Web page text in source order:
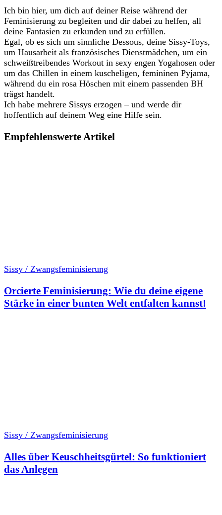
Ich bin hier, um dich auf deiner Reise während der
Feminisierung zu begleiten und dir dabei zu helfen, all
deine Fantasien zu erkunden und zu erfüllen.
Egal, ob es sich um sinnliche Dessous, deine Sissy-Toys,
um Hausarbeit als französisches Dienstmädchen, um ein
schweißtreibendes Workout in sexy engen Yogahosen oder
um das Chillen in einem kuscheligen, femininen Pyjama,
während du ein rosa Höschen mit einem passenden BH
trägst handelt.
Ich habe mehrere Sissys erzogen – und werde dir
hoffentlich auf deinem Weg eine Hilfe sein.
Empfehlenswerte Artikel
Sissy / Zwangsfeminisierung
Orcierte Feminisierung: Wie du deine eigene
Stärke in einer bunten Welt entfalten kannst!
Sissy / Zwangsfeminisierung
Alles über Keuschheitsgürtel: So funktioniert
das Anlegen